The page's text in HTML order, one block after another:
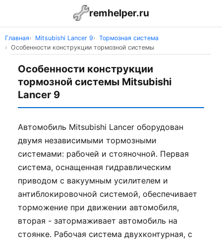
remhelper.ru
Главная Mitsubishi Lancer 9
Тормозная система
Особенности конструкции тормозной системы
Особенности конструкции
тормозной системы Mitsubishi
Lancer 9
Автомобиль Mitsubishi Lancer оборудован
двумя независимыми тормозными
системами: рабочей и стояночной. Первая
система, оснащенная гидравлическим
приводом с вакуумным усилителем и
антиблокировочной системой, обеспечивает
торможение при движении автомобиля,
вторая - затормаживает автомобиль на
стоянке. Рабочая система двухконтурная, с